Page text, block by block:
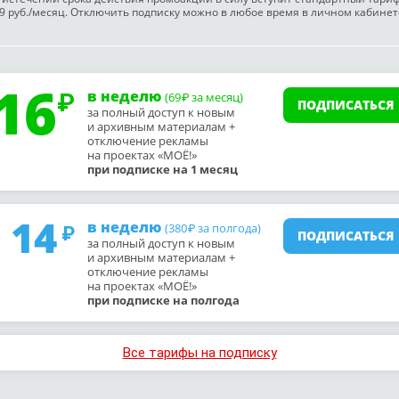
руб./месяц. Отключить подписку можно в любое время в личном
в неделю (69₽ за месяц)
за полный доступ к новым
и архивным материалам +
отключение рекламы
на проектах «МОЁ!»
при подписке на 1 месяц
ПОДПИСАТЬСЯ
14 в неделю (380₽ за полгода)
за полный доступ к новым
и архивным материалам +
отключение рекламы
на проектах «МОЁ!»
при подписке на полгода
ПОДПИСАТЬСЯ
Все тарифы на подписку